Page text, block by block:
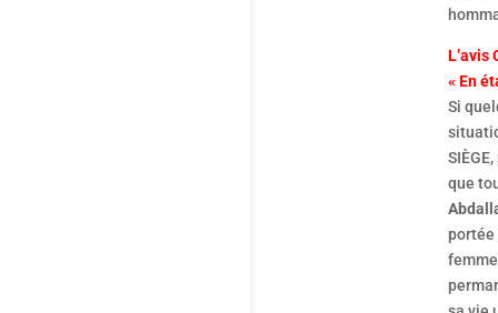
L’avis
« En
Si
que
portée